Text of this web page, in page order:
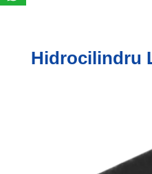
Hidrocilindru